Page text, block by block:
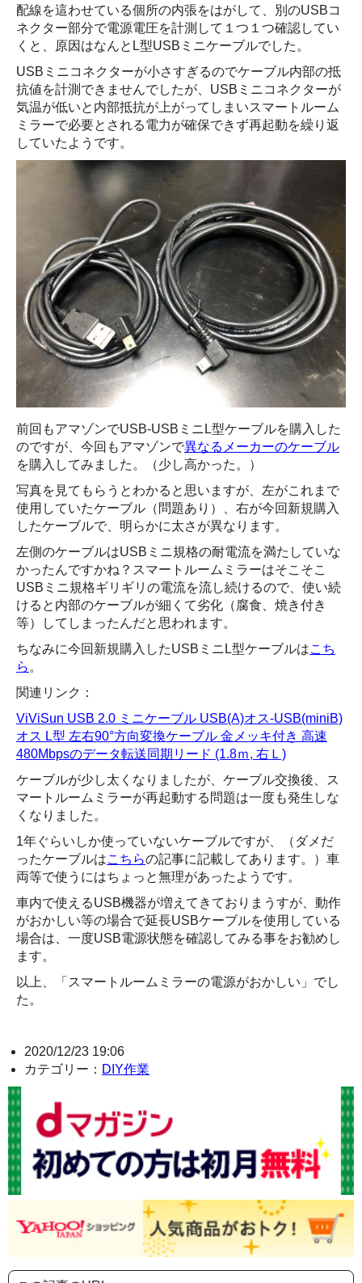
配線を這わせている個所の内張をはがして、別のUSBコ
ネクター部分で電源電圧を計測して１つ１つ確認してい
くと、原因はなんとL型USBミニケーブルでした。
USBミニコネクターが小さすぎるのでケーブル内部の抵
抗値を計測できませんでしたが、USBミニコネクターが
気温が低いと内部抵抗が上がってしまいスマートルーム
ミラーで必要とされる電力が確保できず再起動を繰り返
していたようです。
前回もアマゾンでUSB-USBミニL型ケーブルを購入した
のですが、今回もアマゾンで異なるメーカーのケーブル
を購入してみました。（少し高かった。）
写真を見てもらうとわかると思いますが、左がこれまで
使用していたケーブル（問題あり）、右が今回新規購入
したケーブルで、明らかに太さが異なります。
左側のケーブルはUSBミニ規格の耐電流を満たしていな
かったんですかね？スマートルームミラーはそこそこ
USBミニ規格ギリギリの電流を流し続けるので、使い続
けると内部のケーブルが細くて劣化（腐食、焼き付き
等）してしまったんだと思われます。
ちなみに今回新規購入したUSBミニL型ケーブルはこち
ら 。
関連リンク：
ViViSun USB 2.0 ミニケーブル USB(A)オス-USB(miniB)
オス L型 左右90°方向変換ケーブル 金メッキ付き 高速
480Mbpsのデータ転送同期リード (1.8ｍ, 右Ｌ)
ケーブルが少し太くなりましたが、ケーブル交換後、ス
マートルームミラーが再起動する問題は一度も発生しな
くなりました。
1年ぐらいしか使っていないケーブルですが、（ダメだ
ったケーブルはこちらの記事に記載してあります。）車
両等で使うにはちょっと無理があったようです。
車内で使えるUSB機器が増えてきておりまうすが、動作
がおかしい等の場合で延長USBケーブルを使用している
場合は、一度USB電源状態を確認してみる事をお勧めし
ます。
以上、「スマートルームミラーの電源がおかしい」でし
た。
2020/12/23 19:06
カテゴリー： DIY作業